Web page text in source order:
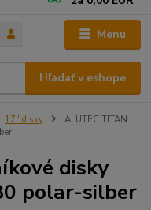
Menu
Hľadať v eshope
17" disky
ALUTEC TITAN
disky
polar-silber